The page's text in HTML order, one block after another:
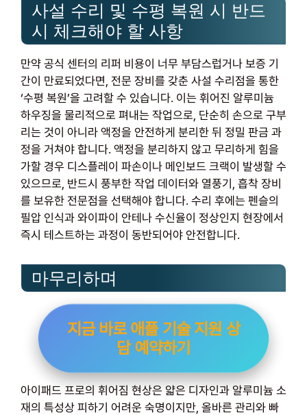
사설 수리 및 수평 복원 시 반드
시 체크해야 할 사항
만약 공식 센터의 리퍼 비용이 너무 부담스럽거나 보증 기
간이 만료되었다면, 전문 장비를 갖춘 사설 수리점을 통한
‘수평 복원’을 고려할 수 있습니다. 이는 휘어진 알루미늄
하우징을 물리적으로 펴내는 작업으로, 단순히 손으로 구부
리는 것이 아니라 액정을 안전하게 분리한 뒤 정밀 판금 과
정을 거쳐야 합니다. 액정을 분리하지 않고 무리하게 힘을
가할 경우 디스플레이 파손이나 메인보드 크랙이 발생할 수
있으므로, 반드시 풍부한 작업 데이터와 열풍기, 흡착 장비
를 보유한 전문점을 선택해야 합니다. 수리 후에는 펜슬의
필압 인식과 와이파이 안테나 수신율이 정상인지 현장에서
즉시 테스트하는 과정이 동반되어야 안전합니다.
마무리하며
지금 바로 애플 기술 지원 상
담 예약하기
아이패드 프로의 휘어짐 현상은 얇은 디자인과 알루미늄 소
재의 특성상 피하기 어려운 숙명이지만, 올바른 관리와 빠